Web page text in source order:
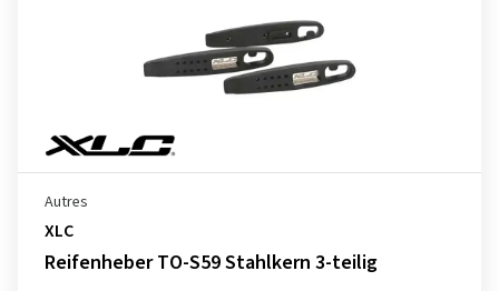
Autres
XLC
Reifenheber TO-S59 Stahlkern 3-teilig